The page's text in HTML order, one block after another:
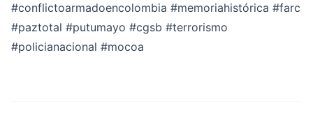
#conflictoarmadoencolombia #memoriahistórica #farc
#paztotal #putumayo #cgsb #terrorismo
#policianacional #mocoa